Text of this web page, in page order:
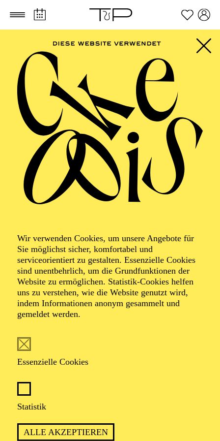
Zum Hauptinhalt springen Zum Footer springen
Wir verwenden Cookies, um unsere Angebote für
Sie möglichst sicher, komfortabel und
serviceorientiert zu gestalten. Essenzielle Cookies
sind unentbehrlich, um die Grundfunktionen der
Website zu ermöglichen. Statistik-Cookies helfen
uns zu verstehen, wie die Website genutzt wird,
indem Informationen anonym gesammelt und
gemeldet werden.
Essenzielle Cookies
Statistik
ALLE AKZEPTIEREN
Foto: Benne Ochs
absolvierte ihr Gesangsstudium am Konservatorium in